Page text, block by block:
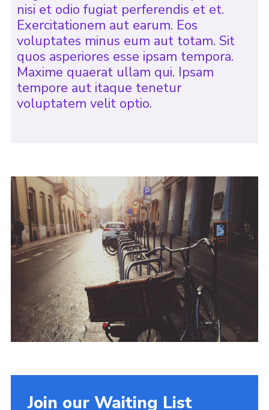
nisi et odio fugiat perferendis et et.
Exercitationem aut earum. Eos
voluptates minus eum aut totam. Sit
quos asperiores esse ipsam tempora.
Maxime quaerat ullam qui. Ipsam
tempore aut itaque tenetur
voluptatem velit optio.
Join our Waiting List